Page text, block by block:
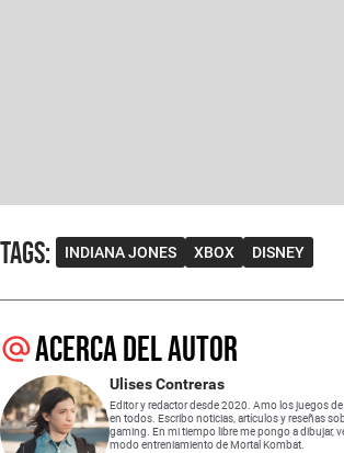
Tags: INDIANA JONES XBOX DISNEY
Acerca del autor
Ulises Contreras
Editor y redactor desde 2020. Amo los juegos
en todos. Escribo noticias, artículos y reseñas
gaming. En mi tiempo libre me pongo a dibujar,
modo entreniamiento de Mortal Kombat.